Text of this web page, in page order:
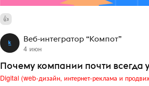
Веб-интегратор “Компот”
4 июн
Почему компании почти всегда